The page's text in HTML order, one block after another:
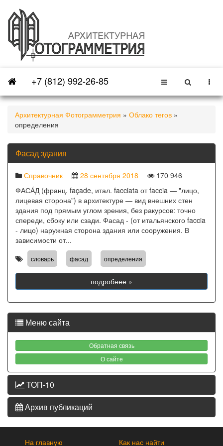
+7 (812) 992-26-85
Архитектурная Фотограмметрия » Облако тегов »
определения
Фасад здания
Справочник 28 сентября 2018
170 946
ФАСА́Д (франц. façade, итал. facciata от faccia — "лицо,
лицевая сторона") в архитектуре — вид внешних стен
здания под прямым углом зрения, без ракурсов: точно
спереди, сбоку или сзади. Фасад - (от итальянского faccia
- лицо) наружная сторона здания или сооружения. В
зависимости от...
словарь фасад определения
подробнее »
Меню сайта
Обратная связь
О сайте
ТОП-10
Архив публикаций
На главную Как нас найти